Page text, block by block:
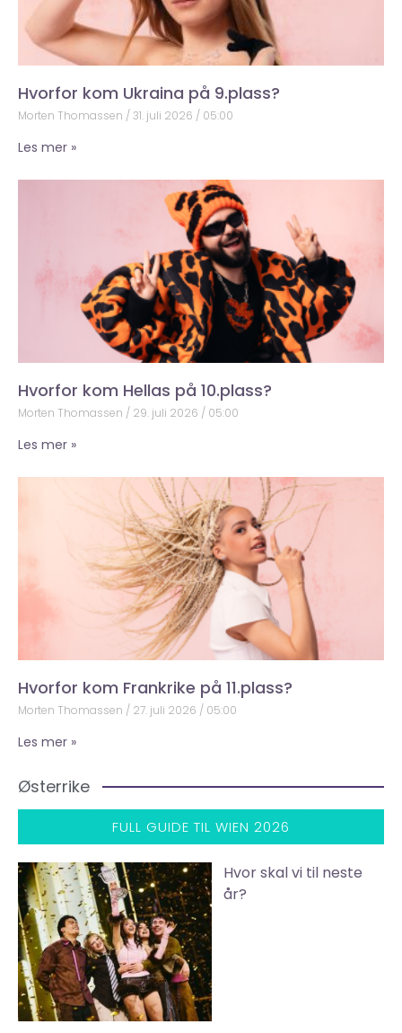
Hvorfor kom Ukraina på 9.plass?
Morten Thomassen 31. juli 2026 05:00
Les mer »
Hvorfor kom Hellas på 10.plass?
Morten Thomassen 29. juli 2026 05:00
Les mer »
Hvorfor kom Frankrike på 11.plass?
Morten Thomassen 27. juli 2026 05:00
Les mer »
Østerrike
FULL GUIDE TIL WIEN 2026
Hvor skal vi til neste
år?